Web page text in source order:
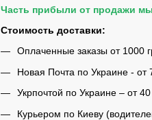
Часть прибыли от продажи
Стоимость доставки:
Оплаченные заказы от
Новая Почта по Украине - от
Укрпочтой по Украине – от
Курьером по Киеву